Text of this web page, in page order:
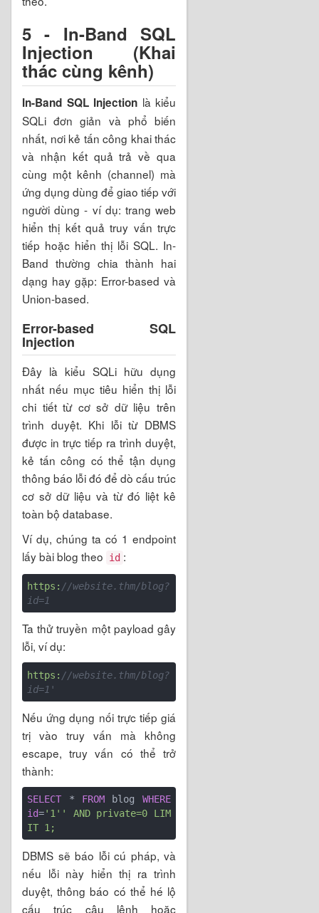
5 - In-Band SQL
Injection (Khai
thác cùng kênh)
In-Band SQL Injection là kiểu
SQLi đơn giản và phổ biến
nhất, nơi kẻ tấn công khai thác
và nhận kết quả trả về qua
cùng một kênh (channel) mà
ứng dụng dùng để giao tiếp với
người dùng - ví dụ: trang web
hiển thị kết quả truy vấn trực
tiếp hoặc hiển thị lỗi SQL. In-
Band thường chia thành hai
dạng hay gặp: Error-based và
Union-based.
Error-based SQL
Injection
Đây là kiểu SQLi hữu dụng
nhất nếu mục tiêu hiển thị lỗi
chi tiết từ cơ sở dữ liệu trên
trình duyệt. Khi lỗi từ DBMS
được in trực tiếp ra trình duyệt,
kẻ tấn công có thể tận dụng
thông báo lỗi đó để dò cấu trúc
cơ sở dữ liệu và từ đó liệt kê
toàn bộ database.
Ví dụ, chúng ta có 1 endpoint
lấy bài blog theo
id :
https: //website.thm/blog?
id=1
Ta thử truyền một payload gây
lỗi, ví dụ:
https: //website.thm/blog?
id=1'
Nếu ứng dụng nối trực tiếp giá
trị vào truy vấn mà không
escape, truy vấn có thể trở
thành:
SELECT * FROM blog WHERE
id='1'' AND private=0 LIM
DBMS sẽ báo lỗi cú pháp, và
nếu lỗi này hiển thị ra trình
duyệt, thông báo có thể hé lộ
cấu trúc câu lệnh hoặc